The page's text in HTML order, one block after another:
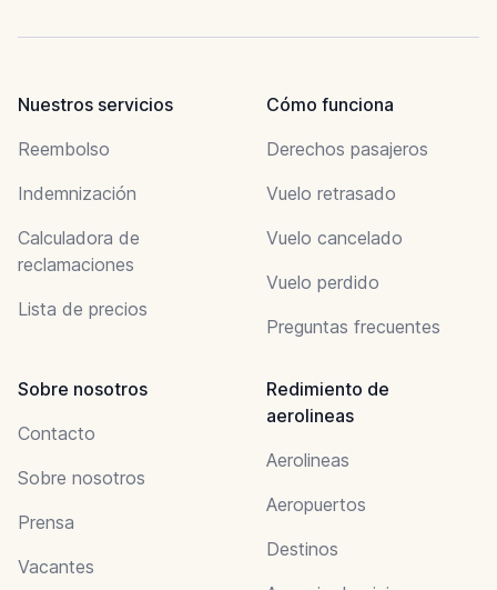
Nuestros servicios
Reembolso
Indemnización
Calculadora de
reclamaciones
Lista de precios
Cómo funciona
Derechos pasajeros
Vuelo retrasado
Vuelo cancelado
Vuelo perdido
Preguntas frecuentes
Sobre nosotros
Contacto
Sobre nosotros
Prensa
Vacantes
Redimiento de
aerolineas
Aerolineas
Aeropuertos
Destinos